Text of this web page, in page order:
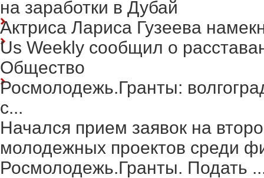
на заработки в Дубай
Актриса Лариса Гузеева
Us Weekly сообщил о
Общество
Росмолодежь.Гранты:
с...
Начался прием заявок на
молодежных проектов среди
Росмолодежь.Гранты. Подать